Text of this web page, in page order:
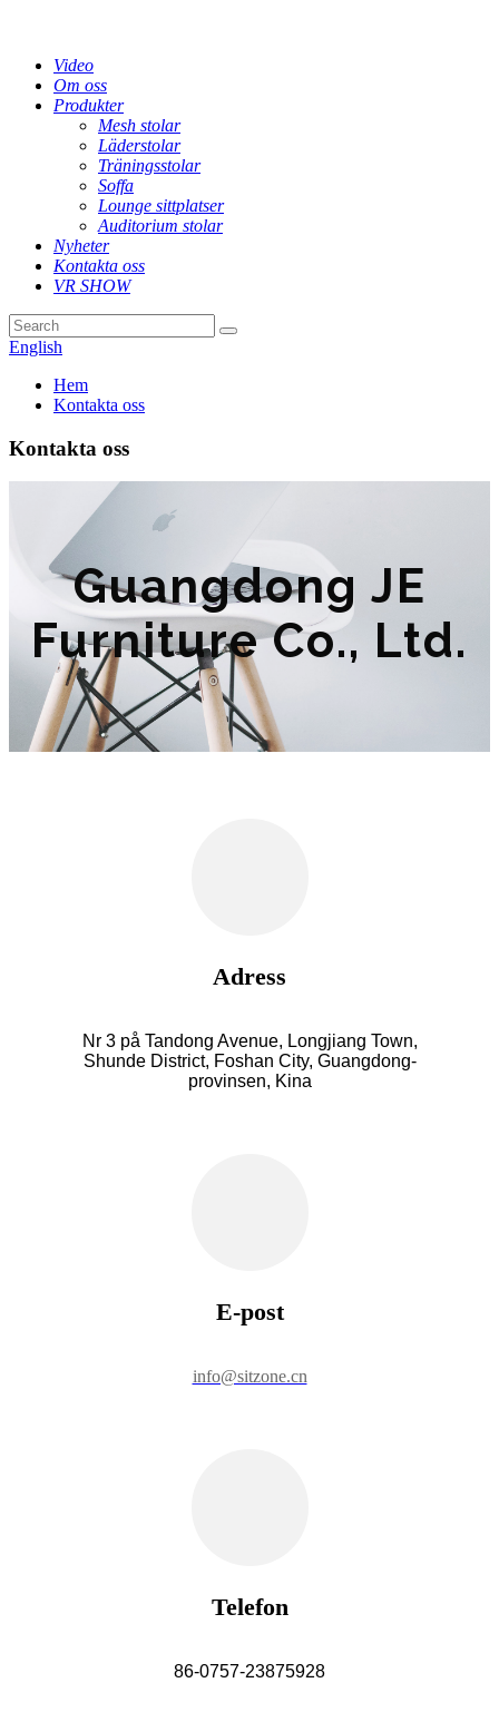
Video
Om oss
Produkter
Mesh stolar
Läderstolar
Träningsstolar
Soffa
Lounge sittplatser
Auditorium stolar
Nyheter
Kontakta oss
VR SHOW
English
Hem
Kontakta oss
Kontakta oss
Guangdong JE
Furniture Co., Ltd.
Adress
Nr 3 på Tandong Avenue, Longjiang Town,
Shunde District, Foshan City, Guangdong-
provinsen, Kina
E-post
info@sitzone.cn
Telefon
86-0757-23875928